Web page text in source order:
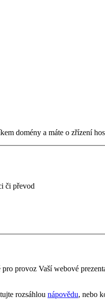
domény a máte o zřízení
či převod
provoz Vaší webové
rozsáhlou nápovědu, nebo